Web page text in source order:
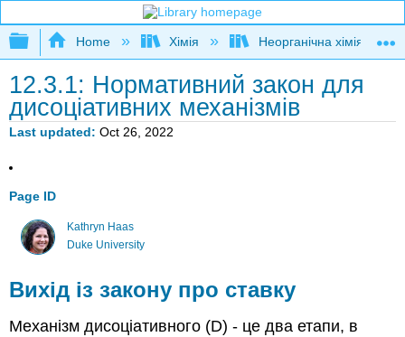
Expand/collapse global hierarchy
Home Хімія Неорганічна хімія
12.3.1: Нормативний закон для
дисоціативних механізмів
Last updated Oct 26, 2022
Page ID
Kathryn Haas
Duke University
Вихід із закону про ставку
Механізм дисоціативного (D) - це два етапи, в